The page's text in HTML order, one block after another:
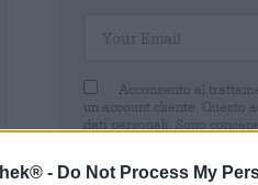
- Do Not Process My
Acconsento al
un account cliente. Questo
dati personali. Sono
inviando un'e-mail a
trattamento effettuato
nel nostrodichiarazione